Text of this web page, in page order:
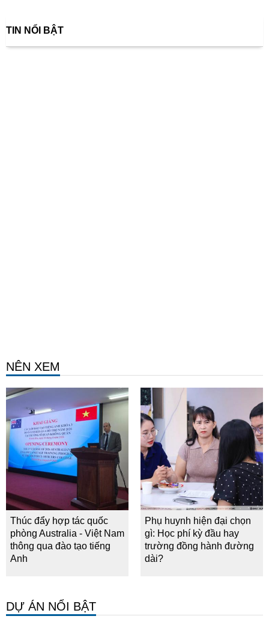
TIN NỔI BẬT
NÊN XEM
Thúc đẩy hợp tác quốc
phòng Australia - Việt Nam
thông qua đào tạo tiếng
Anh
Phụ huynh hiện đại chọn
gì: Học phí kỳ đầu hay
trường đồng hành đường
dài?
DỰ ÁN NỔI BẬT